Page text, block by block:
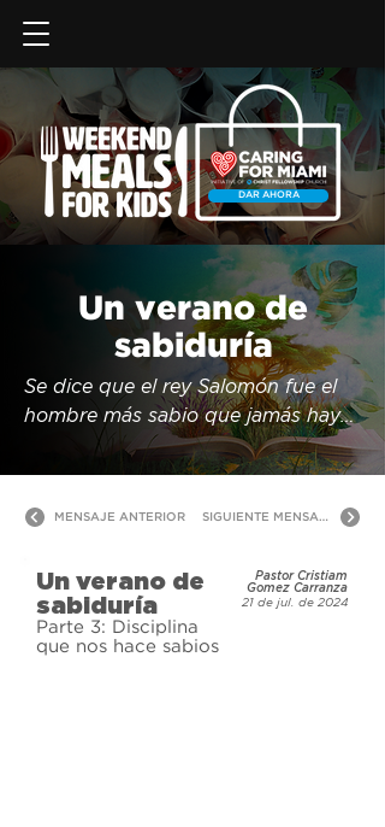
DAR AHORA
Un verano de
sabiduría
Se dice que el rey Salomón fue el
hombre más sabio que jamás haya
existido, pero su sabiduría no
murió con él. En cambio, escribió
consejos. ¿Qué tipo de consejos da
demasiado “anticuada” para
aplicarla a nuestras vidas hoy?
Únete a nosotros mientras
MENSAJE ANTERIOR SIGUIENTE MENSAJE
Un verano de
sabiduría
Parte 3: Disciplina
que nos hace sabios
Pastor Cristiam
Gomez Carranza
21 de jul. de 2024